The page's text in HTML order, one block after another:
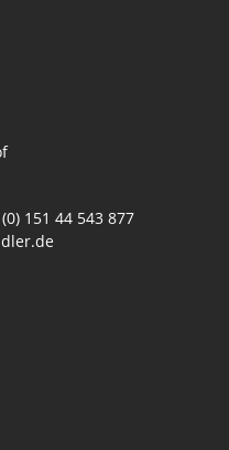
151 44 543 877